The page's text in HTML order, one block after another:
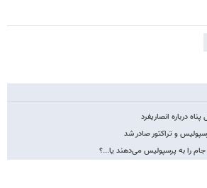
درباره انصاریفرد
و تراکتور صادر شد
را به پرسپولیس می‌دهند یا...؟